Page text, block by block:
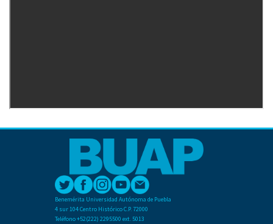
Benemérita Universidad Autónoma de Puebla
4 sur 104 Centro Histórico C.P. 72000
Teléfono +52(222) 2295500 ext. 5013